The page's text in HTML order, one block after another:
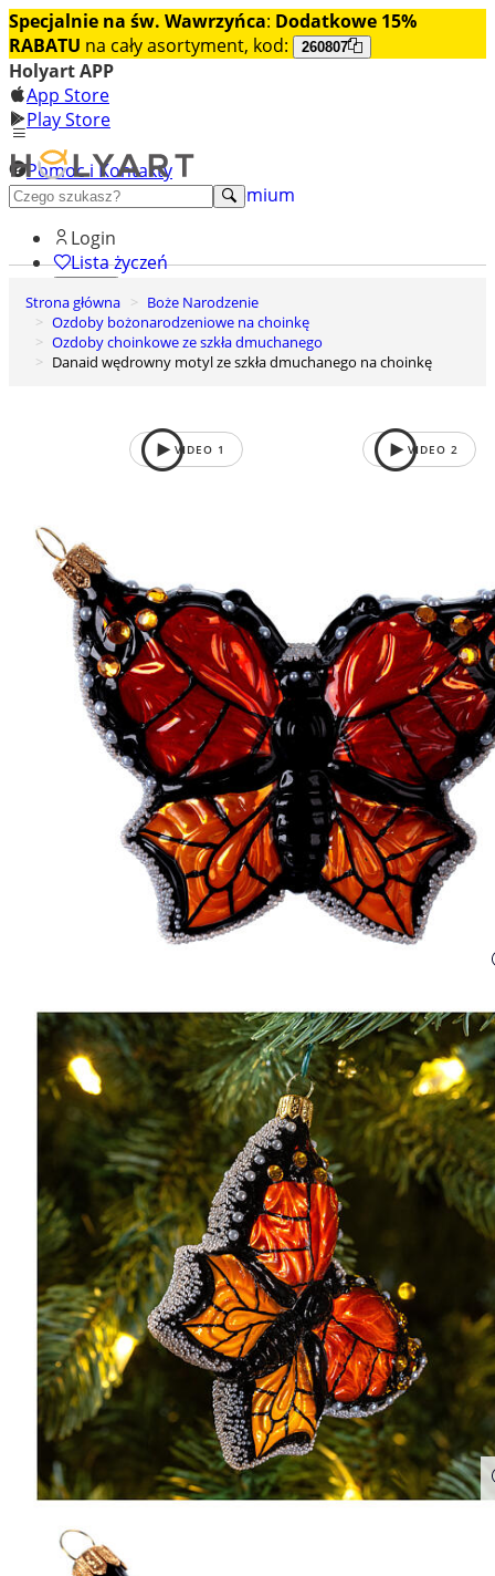
Specjalnie na św. Wawrzyńca: Dodatkowe 15%
RABATU na cały asortyment, kod: 260807
Holyart APP
App Store
Play Store
Pomoc i Kontakty
+48 222 922 860
Odkryj premium
Login
Lista życzeń
0
Koszyk
Strona główna
Boże Narodzenie
Ozdoby bożonarodzeniowe na choinkę
Ozdoby choinkowe ze szkła dmuchanego
Danaid wędrowny motyl ze szkła dmuchanego na choinkę
VIDEO 1 VIDEO 2